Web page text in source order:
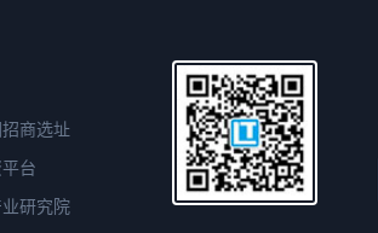
商选址
台
研究院